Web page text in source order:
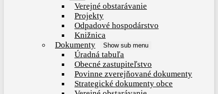
Verejné obstarávanie
Projekty
Odpadové hospodárstvo
Knižnica
Dokumenty
Show sub menu
Úradná tabuľa
Obecné zastupiteľstvo
Povinne zverejňované dokumenty
Strategické dokumenty obce